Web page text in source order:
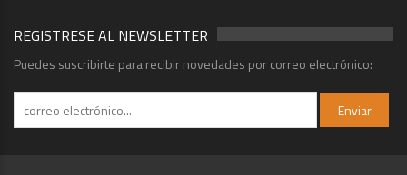
REGISTRESE AL NEWSLETTER
Puedes suscribirte para recibir novedades por correo electrónico: